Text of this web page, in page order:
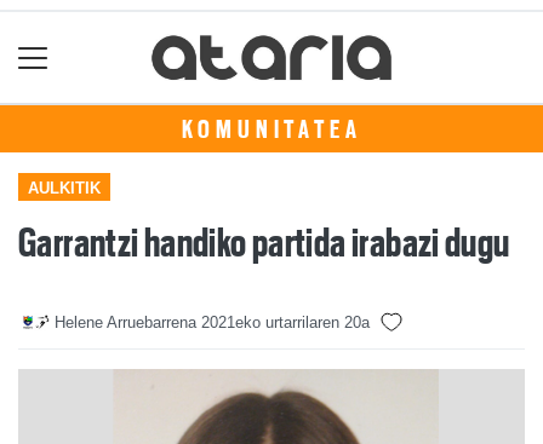
KOMUNITATEA
AULKITIK
Garrantzi handiko partida irabazi dugu
Helene Arruebarrena 2021eko urtarrilaren 20a